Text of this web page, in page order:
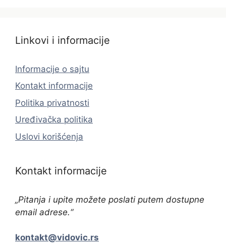
Linkovi i informacije
Informacije o sajtu
Kontakt informacije
Politika privatnosti
Uređivačka politika
Uslovi korišćenja
Kontakt informacije
„Pitanja i upite možete poslati putem dostupne
email adrese.“
kontakt@vidovic.rs